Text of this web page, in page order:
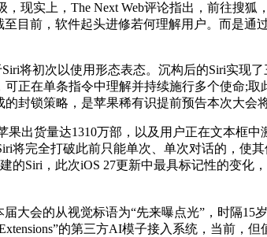
现实上，The Next Web评论指出，前往搜
至目前，软件起头进修若何理解用户。而是
将初次以使用形态表态。沉构后的Siri实现
可正在单条指令中理解并持续施行多个使命;
封锁策略，是苹果稀有识提前预告本次大会
货量达1310万部，以及用户正在文本框中
将完全打破此前只能单次、单次对话的，使
的Siri，此次iOS 27更新中最具标记性的变
大会的从视觉标语为“先来曝点光”，时隔15
的第三方AI模子接入系统，当前，但